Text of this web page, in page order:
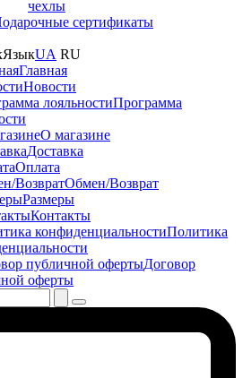
чехлы
сертификаты
ЯзыкUA RU
Главная
Новости
Программа
О магазине
Доставка
Оплата
Обмен/Возврат
Размеры
Контакты
Политика
Договор
оферты